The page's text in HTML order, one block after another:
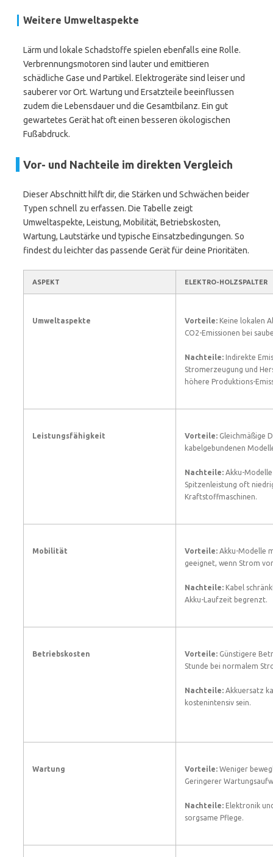
Weitere Umweltaspekte
Lärm und lokale Schadstoffe spielen ebenfalls eine Rolle.
Verbrennungsmotoren sind lauter und emittieren
schädliche Gase und Partikel. Elektrogeräte sind leiser und
sauberer vor Ort. Wartung und Ersatzteile beeinflussen
zudem die Lebensdauer und die Gesamtbilanz. Ein gut
gewartetes Gerät hat oft einen besseren ökologischen
Fußabdruck.
Vor- und Nachteile im direkten Vergleich
Dieser Abschnitt hilft dir, die Stärken und Schwächen beider
Typen schnell zu erfassen. Die Tabelle zeigt
Umweltaspekte, Leistung, Mobilität, Betriebskosten,
Wartung, Lautstärke und typische Einsatzbedingungen. So
findest du leichter das passende Gerät für deine Prioritäten.
ASPEKT ELEKTRO-HOLZSPALTER
Umweltaspekte Vorteile: Keine lokalen
CO2-Emissionen bei
Nachteile: Indirekte
Stromerzeugung und
höhere Produktions-
Leistungsfähigkeit Vorteile: Gleichmäßige
kabelgebundenen
Nachteile: Akku-
Spitzenleistung oft
Kraftstoffmaschinen.
Mobilität Vorteile: Akku-Modelle
geeignet, wenn Strom
Nachteile: Kabel
Akku-Laufzeit begrenzt.
Betriebskosten Vorteile: Günstigere
Stunde bei normalem
Nachteile: Akkuersatz
kostenintensiv sein.
Wartung Vorteile: Weniger
Geringerer
Nachteile: Elektronik
sorgsame Pflege.